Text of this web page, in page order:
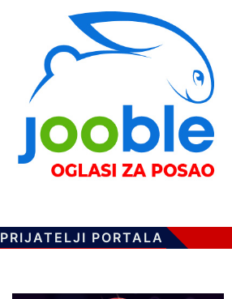
PRIJATELJI PORTALA